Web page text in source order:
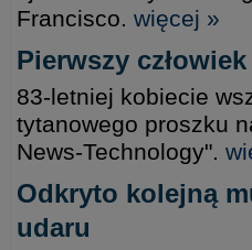
Francisco. więcej »
Pierwszy
83-letniej kobiecie
tytanowego proszku
News-Technology".
Odkryto kolejną
udaru